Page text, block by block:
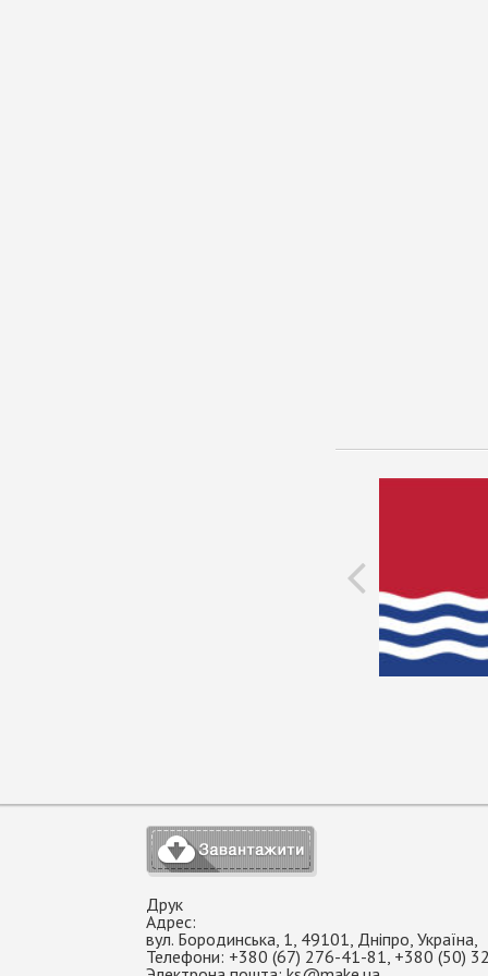
Друк
Адрес:
вул. Бородинська, 1 49101 Дніпро ,Україна
Телефони: +380 (67) 276-41-81 ,+380 (50)